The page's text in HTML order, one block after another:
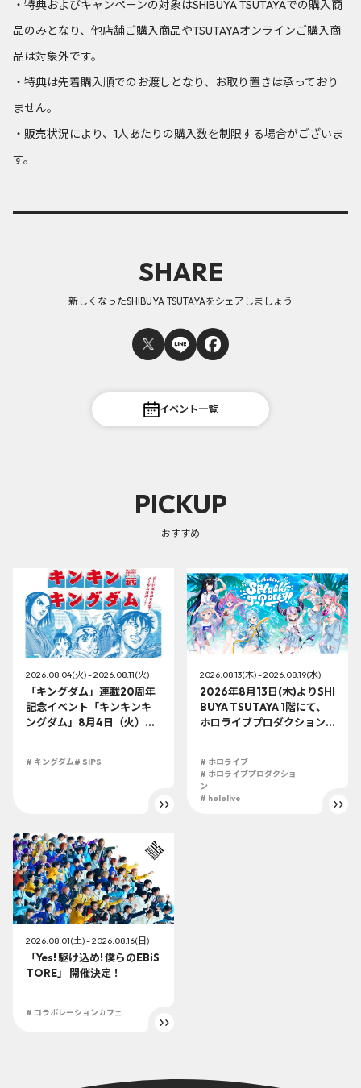
・特典およびキャンペーンの対象はSHIBUYA TSUTAYAでの購入商
品のみとなり、他店舗ご購入商品やTSUTAYAオンラインご購入商
品は対象外です。
・特典は先着購入順でのお渡しとなり、お取り置きは承っており
ません。
・販売状況により、1人あたりの購入数を制限する場合がございま
す。
SHARE
新しくなったSHIBUYA TSUTAYAをシェアしましょう
イベント一覧
PICKUP
おすすめ
2026.08.04(火) - 2026.08.11(火)
「キングダム」連載20周年
記念イベント「キンキンキ
ングダム」8月4日（火）よ
# キングダム# SIPS
2026.08.13(木) - 2026.08.19(水)
2026年8月13日(木)よりSHI
BUYA TSUTAYA 1階にて、
ホロライブプロダクション
# ホロライブ
# ホロライブプロダクショ
ン
# hololive
2026.08.01(土) - 2026.08.16(日)
「Yes! 駆け込め! 僕らのEBiS
TORE」 開催決定！
# コラボレーションカフェ